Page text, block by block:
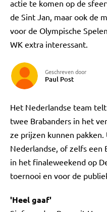
actie te komen op de
de Sint Jan, maar ook de
voor de Olympische
WK extra interessant.
Geschreven door
Paul Post
Het Nederlandse team
twee Brabanders in het
ze prijzen kunnen pakken.
Nederlandse, of zelfs een
in het finaleweekend op
toernooi en voor de
'Heel gaaf'